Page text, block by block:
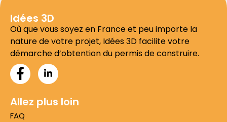
Idées 3D
Où que vous soyez en France et peu importe la
nature de votre projet, Idées 3D facilite votre
démarche d’obtention du permis de construire.
Allez plus loin
FAQ